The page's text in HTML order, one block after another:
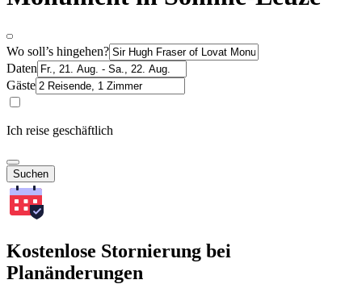
Wo soll’s hingehen?
Daten
Gäste
Ich reise geschäftlich
Suchen
Kostenlose Stornierung bei
Planänderungen